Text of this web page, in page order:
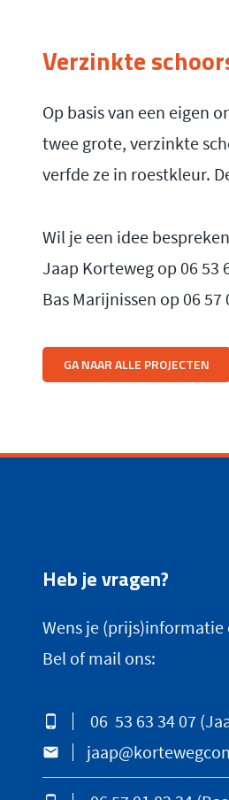
Verzinkte
Op basis van een eigen
twee grote, verzinkte
verfde ze in roestkleur.
Wil je een idee
Jaap Korteweg op 06 53
Bas Marijnissen op 06 57
GA NAAR ALLE PROJECTEN
Heb je vragen?
Wens je (prijs)informatie
Bel of mail ons:
06 53 63 34 07